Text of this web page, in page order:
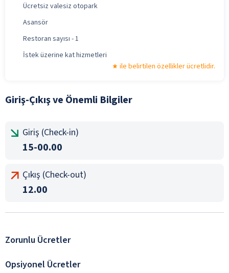
Ücretsiz valesiz otopark
Asansör
Restoran sayısı - 1
İstek üzerine kat hizmetleri
ile belirtilen özellikler ücretlidir.
Giriş-Çıkış ve Önemli Bilgiler
Giriş (Check-in)
15-00.00
Çıkış (Check-out)
12.00
Zorunlu Ücretler
Opsiyonel Ücretler